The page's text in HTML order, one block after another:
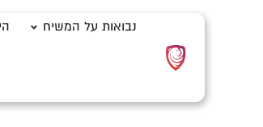
נבואות על המשיח